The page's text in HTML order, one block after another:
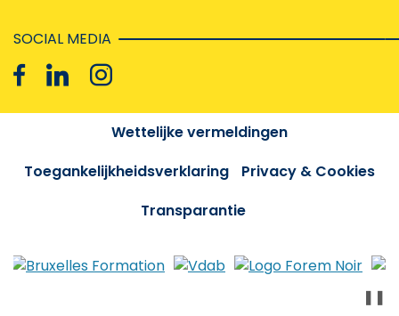
SOCIAL MEDIA
Wettelijke vermeldingen
Toegankelijkheidsverklaring
Privacy & Cookies
Transparantie
❚❚